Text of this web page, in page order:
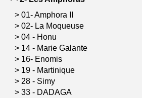
> 01- Amphora II
> 02- La Moqueuse
> 04 - Honu
> 14 - Marie Galante
> 16- Enomis
> 19 - Martinique
> 28 - Simy
> 33 - DADAGA